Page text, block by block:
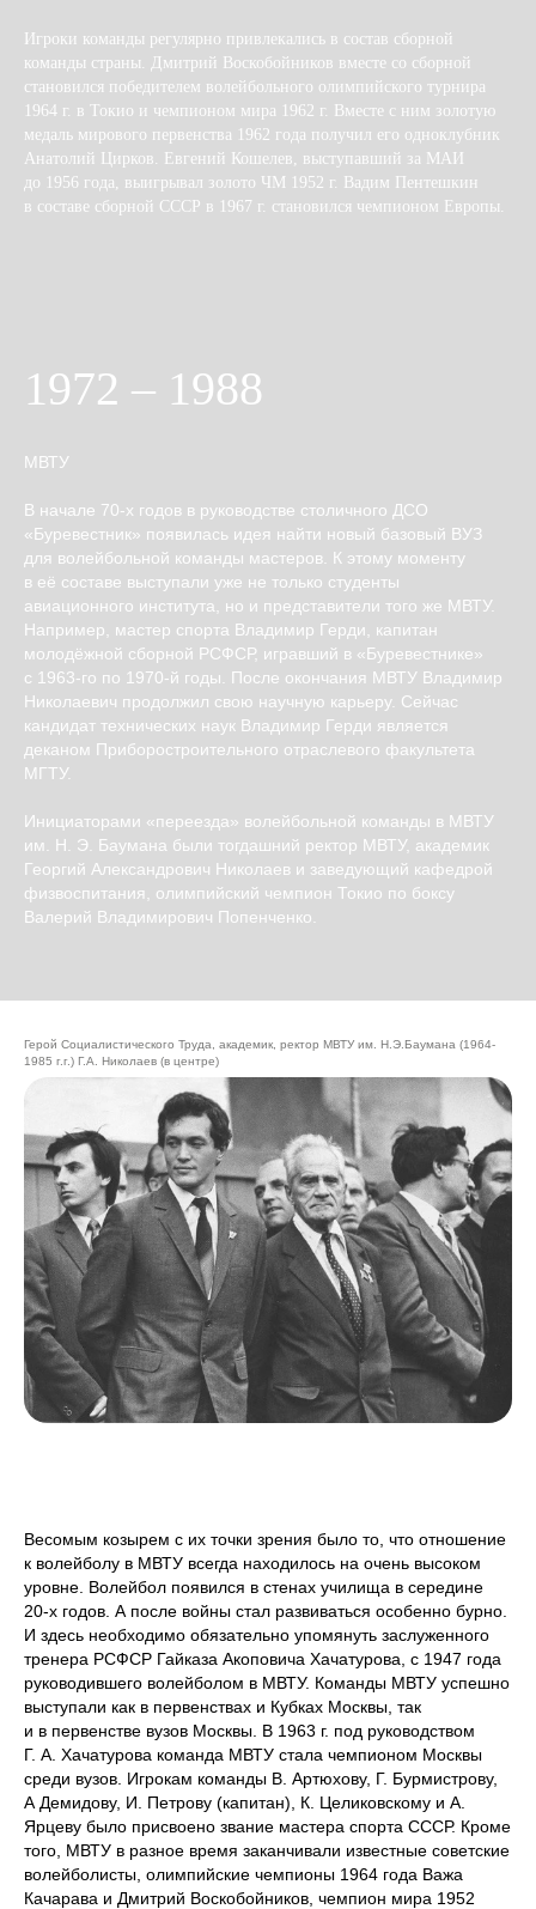
Игроки команды регулярно привлекались в состав сборной
команды страны. Дмитрий Воскобойников вместе со сборной
становился победителем волейбольного олимпийского турнира
1964 г. в Токио и чемпионом мира 1962 г. Вместе с ним золотую
медаль мирового первенства 1962 года получил его одноклубник
Анатолий Цирков. Евгений Кошелев, выступавший за МАИ
до 1956 года, выигрывал золото ЧМ 1952 г. Вадим Пентешкин
в составе сборной СССР в 1967 г. становился чемпионом Европы.
1972 – 1988
МВТУ
В начале 70-х годов в руководстве столичного ДСО
«Буревестник» появилась идея найти новый базовый ВУЗ
для волейбольной команды мастеров. К этому моменту
в её составе выступали уже не только студенты
авиационного института, но и представители того же МВТУ.
Например, мастер спорта Владимир Герди, капитан
молодёжной сборной РСФСР, игравший в «Буревестнике»
с 1963-го по 1970-й годы. После окончания МВТУ Владимир
Николаевич продолжил свою научную карьеру. Сейчас
кандидат технических наук Владимир Герди является
деканом Приборостроительного отраслевого факультета
МГТУ.
Инициаторами «переезда» волейбольной команды в МВТУ
им. Н. Э. Баумана были тогдашний ректор МВТУ, академик
Георгий Александрович Николаев и заведующий кафедрой
физвоспитания, олимпийский чемпион Токио по боксу
Валерий Владимирович Попенченко.
Герой Социалистического Труда, академик, ректор МВТУ им. Н.Э.Баумана (1964-
1985 г.г.) Г.А. Николаев (в центре)
Весомым козырем с их точки зрения было то, что отношение
к волейболу в МВТУ всегда находилось на очень высоком
уровне. Волейбол появился в стенах училища в середине
20-х годов. А после войны стал развиваться особенно бурно.
И здесь необходимо обязательно упомянуть заслуженного
тренера РСФСР Гайказа Акоповича Хачатурова, с 1947 года
руководившего волейболом в МВТУ. Команды МВТУ успешно
выступали как в первенствах и Кубках Москвы, так
и в первенстве вузов Москвы. В 1963 г. под руководством
Г. А. Хачатурова команда МВТУ стала чемпионом Москвы
среди вузов. Игрокам команды В. Артюхову, Г. Бурмистрову,
А Демидову, И. Петрову (капитан), К. Целиковскому и А.
Ярцеву было присвоено звание мастера спорта СССР. Кроме
того, МВТУ в разное время заканчивали известные советские
волейболисты, олимпийские чемпионы 1964 года Важа
Качарава и Дмитрий Воскобойников, чемпион мира 1952